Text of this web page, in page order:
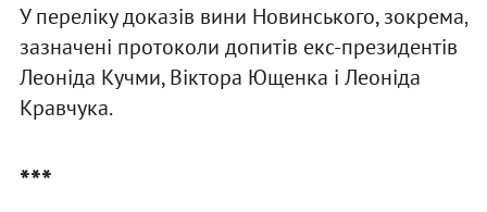
У переліку доказів вини Новинського, зокрема,
зазначені протоколи допитів екс-президентів
Леоніда Кучми, Віктора Ющенка і Леоніда
Кравчука.
***